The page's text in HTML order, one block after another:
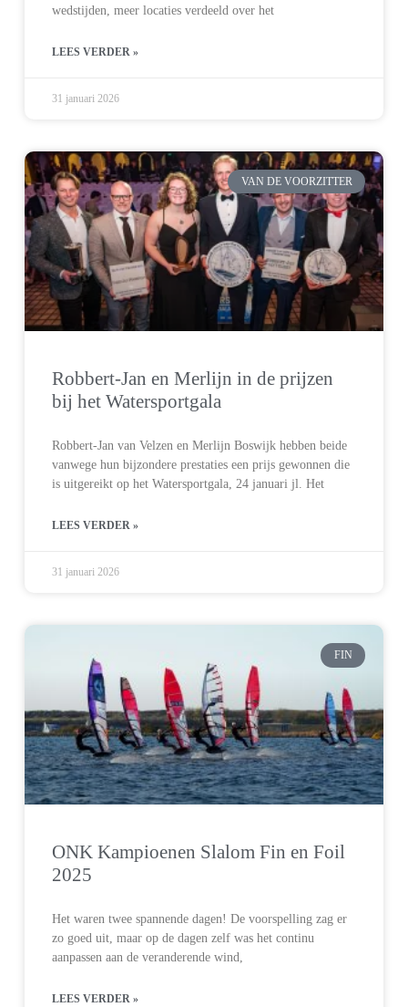
wedstijden, meer locaties verdeeld over het
LEES VERDER »
31 januari 2026
VAN DE VOORZITTER
Robbert-Jan en Merlijn in de prijzen
bij het Watersportgala
Robbert-Jan van Velzen en Merlijn Boswijk hebben beide
vanwege hun bijzondere prestaties een prijs gewonnen die
is uitgereikt op het Watersportgala, 24 januari jl. Het
LEES VERDER »
31 januari 2026
FIN
ONK Kampioenen Slalom Fin en Foil
2025
Het waren twee spannende dagen! De voorspelling zag er
zo goed uit, maar op de dagen zelf was het continu
aanpassen aan de veranderende wind,
LEES VERDER »